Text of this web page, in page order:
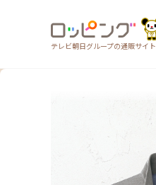
テレビ朝日グループの通販サイト